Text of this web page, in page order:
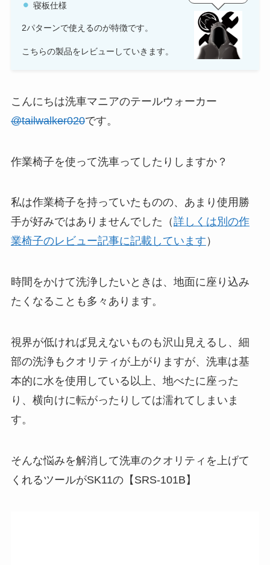
寝板仕様
2パターンで使えるのが特徴です。
こちらの製品をレビューしていきます。
こんにちは洗車マニアのテールウォーカー
@tailwalker020です。
作業椅子を使って洗車ってしたりしますか？
私は作業椅子を持っていたものの、あまり使用勝
手が好みではありませんでした（詳しくは別の作
業椅子のレビュー記事に記載しています ）
時間をかけて洗浄したいときは、地面に座り込み
たくなることも多々あります。
視界が低ければ見えないものも沢山見えるし、細
部の洗浄もクオリティが上がりますが、洗車は基
本的に水を使用している以上、地べたに座った
り、横向けに転がったりしては濡れてしまいま
す。
そんな悩みを解消して洗車のクオリティを上げて
くれるツールがSK11の【SRS-101B】